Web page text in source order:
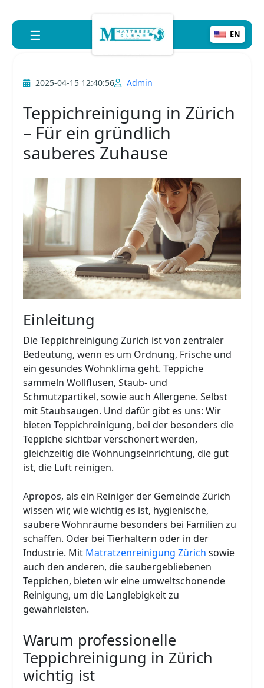
☰ EN
2025-04-15 12:40:56 Admin
Teppichreinigung in Zürich
– Für ein gründlich
sauberes Zuhause
Einleitung
Die Teppichreinigung Zürich ist von zentraler
Bedeutung, wenn es um Ordnung, Frische und
ein gesundes Wohnklima geht. Teppiche
sammeln Wollflusen, Staub- und
Schmutzpartikel, sowie auch Allergene. Selbst
mit Staubsaugen. Und dafür gibt es uns: Wir
bieten Teppichreinigung, bei der besonders die
Teppiche sichtbar verschönert werden,
gleichzeitig die Wohnungseinrichtung, die gut
ist, die Luft reinigen.
Apropos, als ein Reiniger der Gemeinde Zürich
wissen wir, wie wichtig es ist, hygienische,
saubere Wohnräume besonders bei Familien zu
schaffen. Oder bei Tierhaltern oder in der
Industrie. Mit Matratzenreinigung Zürich sowie
auch den anderen, die saubergebliebenen
Teppichen, bieten wir eine umweltschonende
Reinigung, um die Langlebigkeit zu
gewährleisten.
Warum professionelle
Teppichreinigung in Zürich
wichtig ist